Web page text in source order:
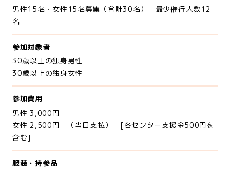
男性15名・女性15名募集（合計30名） 最少催行人数12
名
参加対象者
30歳以上の独身男性
30歳以上の独身女性
参加費用
男性 3,000円
女性 2,500円 （当日支払） [各センター支援金500円を
含む]
服装・持参品